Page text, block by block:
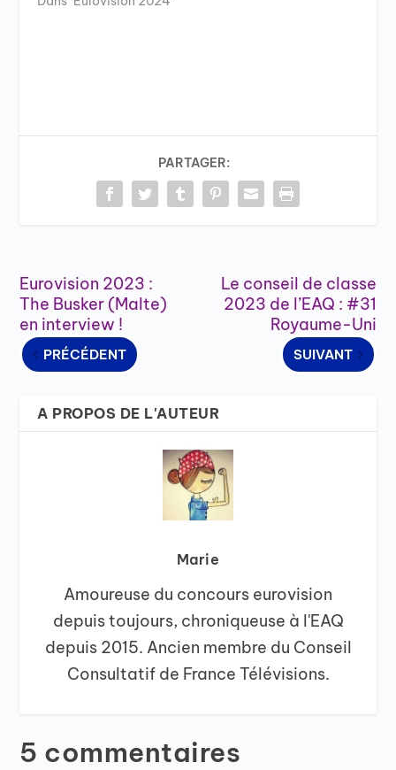
PARTAGER:
Eurovision 2023 :
The Busker (Malte)
en interview !
PRÉCÉDENT
Le conseil de classe
2023 de l’EAQ : #31
Royaume-Uni
SUIVANT
A PROPOS DE L'AUTEUR
Marie
Amoureuse du concours eurovision
depuis toujours, chroniqueuse à l'EAQ
depuis 2015. Ancien membre du Conseil
Consultatif de France Télévisions.
5 commentaires